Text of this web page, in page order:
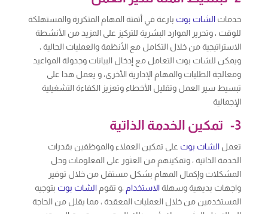
خدمات الشات بوت بارعة في أتمتة المهام المتكررة والمستهلكة
للوقت ، وتحرير الموارد البشرية للتركيز على المزيد من الأنشطة
الاستراتيجية من خلال التكامل مع الأنظمة والعمليات الحالية ،
ويمكن للشات بوت التعامل مع إدخال البيانات وجدولة المواعيد
ومعالجة الطلبات والمهام الإدارية الأخرى، و يعمل هذا على
تبسيط سير العمل وتقليل الأخطاء وتعزيز الكفاءة التشغيلية
الإجمالية
3- تمكين الخدمة الذاتية
تعمل الشات بوت على تمكين العملاء والموظفين بقدرات
الخدمة الذاتية ، وتمكينهم من العثور على المعلومات وحل
المشكلات وإكمال المهام بشكل مستقل من خلال توفير
واجهات بديهية وسهلةالاستخدام ،و تقوم الشات بوت بتوجيه
المستخدمين من خلال العمليات المعقدة ، مما يقلل من الحاجة